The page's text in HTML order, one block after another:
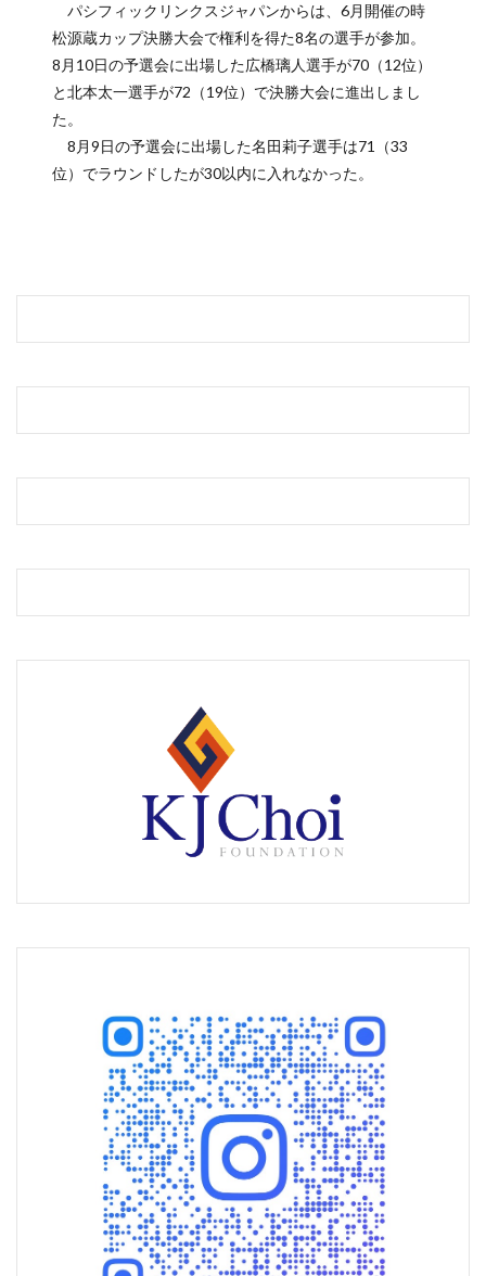
パシフィックリンクスジャパンからは、6月開催の時
松源蔵カップ決勝大会で権利を得た8名の選手が参加。
8月10日の予選会に出場した広橋璃人選手が70（12位）
と北本太一選手が72（19位）で決勝大会に進出しまし
た。
8月9日の予選会に出場した名田莉子選手は71（33
位）でラウンドしたが30以内に入れなかった。